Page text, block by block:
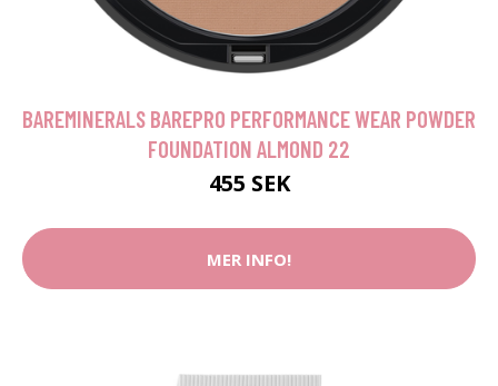
BAREMINERALS BAREPRO PERFORMANCE WEAR POWDER
FOUNDATION ALMOND 22
455 SEK
MER INFO!